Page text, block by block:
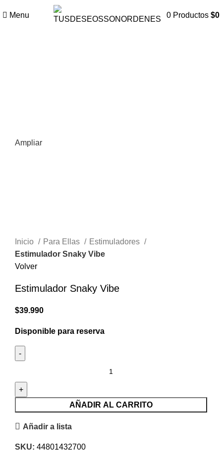
Menu 0 Productos $0
Ampliar
Inicio Para Ellas
Estimuladores
Estimulador Snaky Vibe
Volver
Estimulador Snaky Vibe
$39.990
Disponible para reserva
Vibe
AÑADIR AL CARRITO
Añadir a lista
SKU: 44801432700